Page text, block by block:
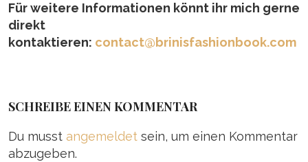
Für weitere Informationen könnt ihr mich gerne
direkt
kontaktieren: contact@brinisfashionbook.com
SCHREIBE EINEN KOMMENTAR
Du musst angemeldet sein, um einen Kommentar
abzugeben.